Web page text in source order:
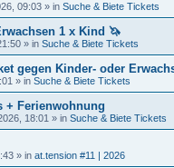
09:03 » in Suche & Biete Tickets
1 x Kind 🦄
» in Suche & Biete Tickets
gegen Kinder- oder
» in Suche & Biete Tickets
+ Ferienwohnung
18:01 » in Suche & Biete Tickets
» in at.tension #11 | 2026